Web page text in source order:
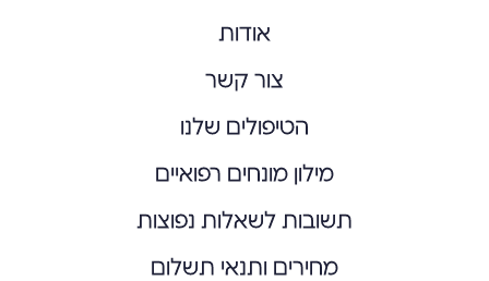
אודות
צור קשר
הטיפולים שלנו
מילון מונחים רפואיים
תשובות לשאלות נפוצות
מחירים ותנאי תשלום